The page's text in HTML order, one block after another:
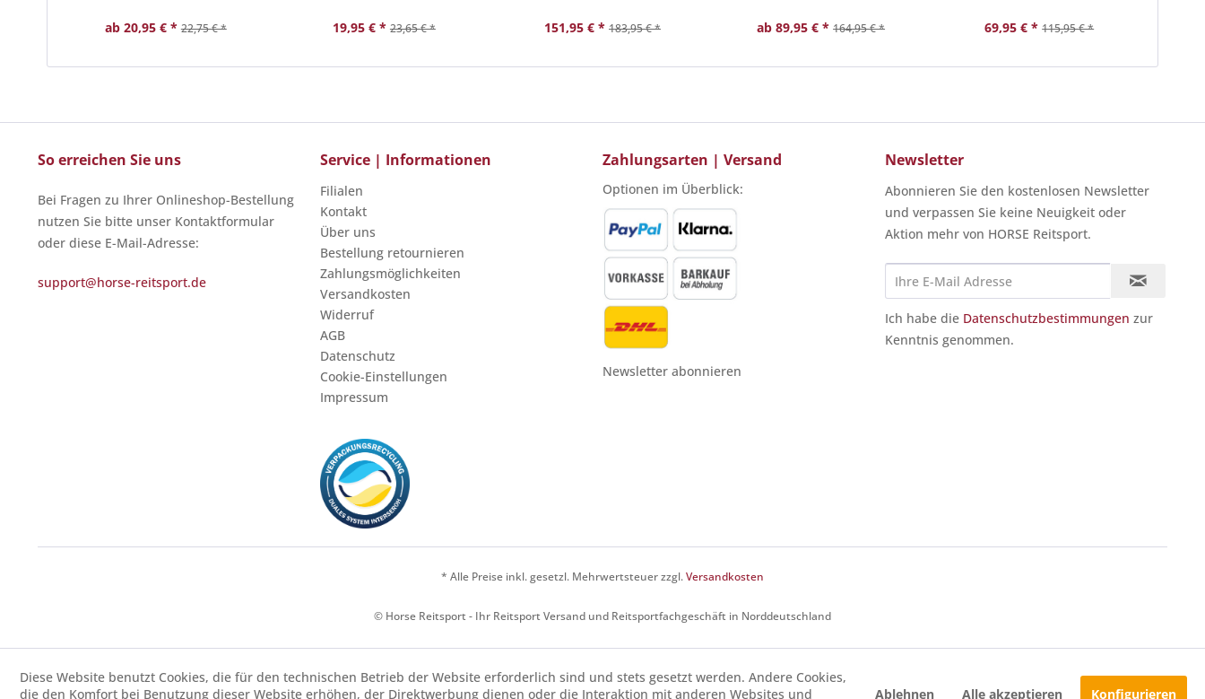
ab 20,95 € * 22,75 € * 19,95 € * 23,65 € * 151,95 € * 183,95 € * ab 89,95 € * 164,95 € * 69,95 € * 115,95 € *
So erreichen Sie uns
Bei Fragen zu Ihrer Onlineshop-Bestellung
nutzen Sie bitte unser Kontaktformular
oder diese E-Mail-Adresse:
support@horse-reitsport.de
Service | Informationen
Filialen
Kontakt
Über uns
Bestellung retournieren
Zahlungsmöglichkeiten
Versandkosten
Widerruf
AGB
Datenschutz
Cookie-Einstellungen
Impressum
Zahlungsarten | Versand
Optionen im Überblick:
Newsletter abonnieren
Newsletter
Abonnieren Sie den kostenlosen Newsletter
und verpassen Sie keine Neuigkeit oder
Aktion mehr von HORSE Reitsport.
Ich habe die Datenschutzbestimmungen zur
Kenntnis genommen.
* Alle Preise inkl. gesetzl. Mehrwertsteuer zzgl.Versandkosten
© Horse Reitsport - Ihr Reitsport Versand und Reitsportfachgeschäft in Norddeutschland
Diese Website benutzt Cookies, die für den technischen Betrieb der Website erforderlich sind und stets gesetzt werden. Andere Cookies,
die den Komfort bei Benutzung dieser Website erhöhen, der Direktwerbung dienen oder die Interaktion mit anderen Websites und
Ablehnen Alle akzeptieren Konfigurieren